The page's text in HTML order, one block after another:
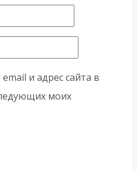
и адрес сайта в
моих